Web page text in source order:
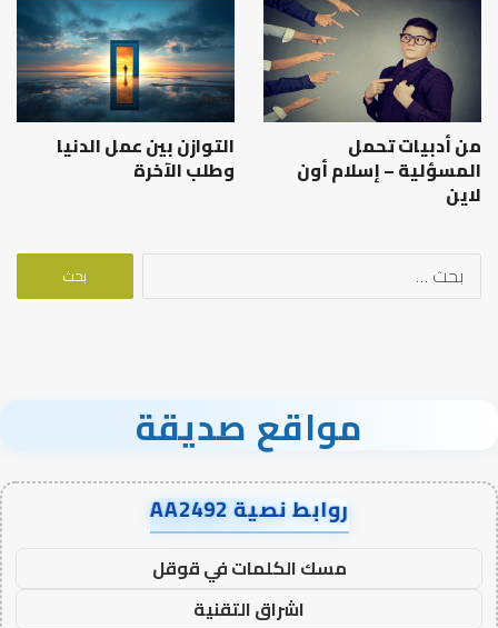
من أدبيات تحمل
المسؤلية – إسلام أون
لاين
التوازن بين عمل الدنيا
وطلب الآخرة
البحث
مواقع صديقة
روابط نصية AA2492
مسك الكلمات في قوقل
اشراق التقنية